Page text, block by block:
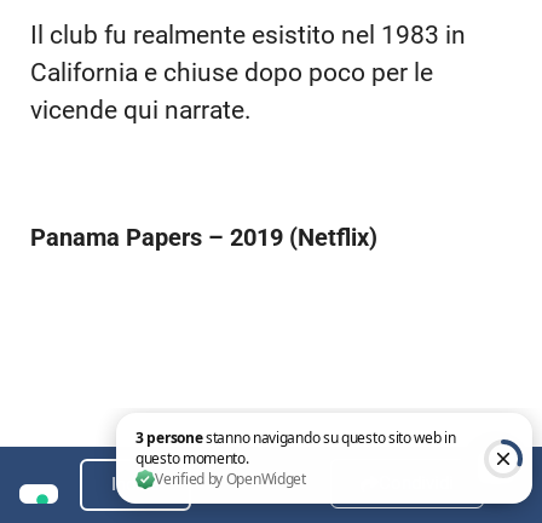
giovani più promettenti sul panorama
hollywoodiano, interpretano i mentori
del Billionare Boys Club, club socio-
Panama Papers – 2019 (Netflix)
Indice